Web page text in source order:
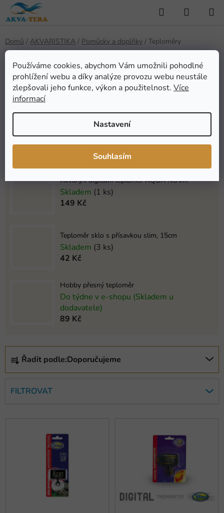
Používáme cookies, abychom Vám umožnili pohodlné
prohlížení webu a díky analýze provozu webu neustále
zlepšovali jeho funkce, výkon a použitelnost. Více
informací
Nastavení
Souhlasím
Přejít
na
Hledat
Domů / AKVARISTIKA / Pomůcky a doplňky / Teploměry
Teploměry
Nejprodávanější
Teploměr digitální nalepovací 18-34°C
Skladem(391 ks)
29 Kč
Akvarijní digitální teploměr AQUA NOVA
Skladem (1 ks)
149 Kč
Teploměr sklo s přísavkou slim, 15cm
Skladem (3 ks)
42 Kč
Hobby přesný teploměr
Do týdne v e-shopu (Skladem u
dodavatele)
89 Kč
Ř
z
Řadit podle:Doporučujeme
FILTROVAT